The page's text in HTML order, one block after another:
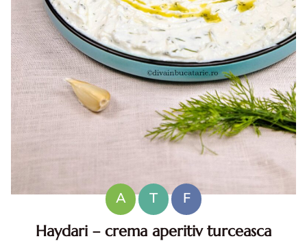
A T
F
Haydari – crema aperitiv turceasca